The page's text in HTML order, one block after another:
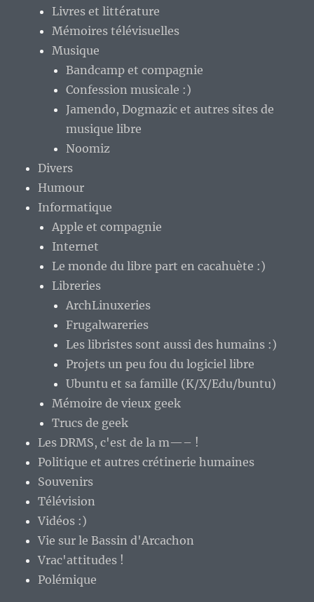
Livres et littérature
Mémoires télévisuelles
Musique
Bandcamp et compagnie
Confession musicale :)
Jamendo, Dogmazic et autres sites de
musique libre
Noomiz
Divers
Humour
Informatique
Apple et compagnie
Internet
Le monde du libre part en cacahuète :)
Libreries
ArchLinuxeries
Frugalwareries
Les libristes sont aussi des humains :)
Projets un peu fou du logiciel libre
Ubuntu et sa famille (K/X/Edu/buntu)
Mémoire de vieux geek
Trucs de geek
Les DRMS, c'est de la m—– !
Politique et autres crétinerie humaines
Souvenirs
Télévision
Vidéos :)
Vie sur le Bassin d'Arcachon
Vrac'attitudes !
Polémique